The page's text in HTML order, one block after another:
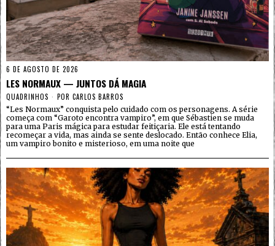
6 DE AGOSTO DE 2026
LES NORMAUX — JUNTOS DÁ MAGIA
QUADRINHOS POR CARLOS BARROS
“Les Normaux” conquista pelo cuidado com os personagens. A série
começa com “Garoto encontra vampiro”, em que Sébastien se muda
para uma Paris mágica para estudar feitiçaria. Ele está tentando
recomeçar a vida, mas ainda se sente deslocado. Então conhece Elia,
um vampiro bonito e misterioso, em uma noite que